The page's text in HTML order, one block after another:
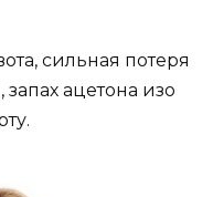
сильная потеря
ацетона изо